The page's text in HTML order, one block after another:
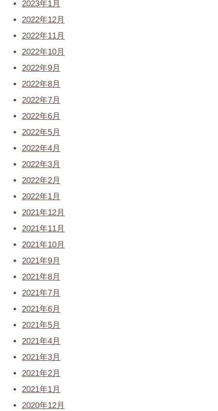
2023年1月
2022年12月
2022年11月
2022年10月
2022年9月
2022年8月
2022年7月
2022年6月
2022年5月
2022年4月
2022年3月
2022年2月
2022年1月
2021年12月
2021年11月
2021年10月
2021年9月
2021年8月
2021年7月
2021年6月
2021年5月
2021年4月
2021年3月
2021年2月
2021年1月
2020年12月